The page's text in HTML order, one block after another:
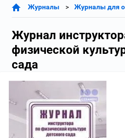
Журналы Журналы для
Журнал
физической
сада